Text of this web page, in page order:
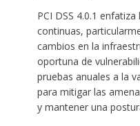
PCI DSS 4.0.1
continuas,
cambios en la
oportuna de
pruebas anuales a la
para mitigar las
y mantener una